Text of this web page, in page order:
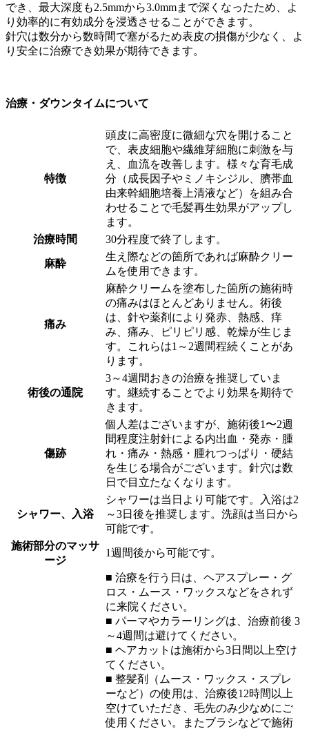
でき、最大深度も2.5mmから3.0mmまで深くなったため、よ
り効率的に有効成分を浸透させることができます。
針穴は数分から数時間で塞がるため表皮の損傷が少なく、よ
り安全に治療でき効果が期待できます。
治療・ダウンタイムについて
特徴
頭皮に高密度に微細な穴を開けること
で、表皮細胞や繊維芽細胞に刺激を与
え、血流を改善します。様々な育毛成
分（成長因子やミノキシジル、臍帯血
由来幹細胞培養上清液など）を組み合
わせることで毛髪再生効果がアップし
ます。
治療時間
30分程度で終了します。
麻酔
生え際などの箇所であれば麻酔クリー
ムを使用できます。
痛み
麻酔クリームを塗布した箇所の施術時
の痛みはほとんどありません。術後
は、針や薬剤により発赤、熱感、痒
み、痛み、ピリピリ感、乾燥が生じま
す。これらは1～2週間程続くことがあ
ります。
術後の通院
3～4週間おきの治療を推奨していま
す。継続することでより効果を期待で
きます。
傷跡
個人差はございますが、施術後1〜2週
間程度注射針による内出血・発赤・腫
れ・痛み・熱感・腫れつっぱり・硬結
を生じる場合がございます。針穴は数
日で目立たなくなります。
シャワー、入浴
シャワーは当日より可能です。入浴は2
～3日後を推奨します。洗顔は当日から
可能です。
施術部分のマッサ
ージ
1週間後から可能です。
■ 治療を行う日は、ヘアスプレー・グ
ロス・ムース・ワックスなどをされず
に来院ください。
■ パーマやカラーリングは、治療前後 3
～4週間は避けてください。
■ ヘアカットは施術から3日間以上空け
てください。
■ 整髪剤（ムース・ワックス・スプレ
ーなど）の使用は、治療後12時間以上
空けていただき、毛先のみ少なめにご
使用ください。またブラシなどで施術